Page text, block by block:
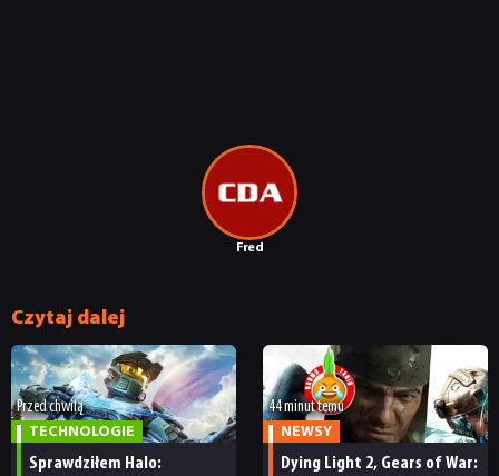
NEWSY
PUBLICYSTYKA
KULTURA
Fred
Czytaj dalej
Przed chwilą
TECHNOLOGIE
Sprawdziłem Halo:
44 minut temu
NEWSY
Dying Light 2, Gears of War: